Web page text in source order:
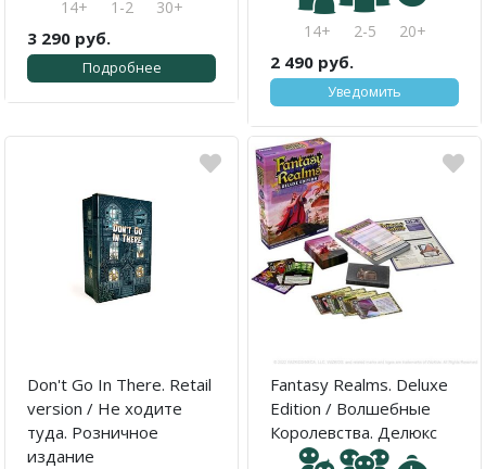
14+ 1-2 30+
3 290 руб.
Подробнее
14+ 2-5 20+
2 490 руб.
Уведомить
Don't Go In There. Retail
version / Не ходите
туда. Розничное
издание
Fantasy Realms. Deluxe
Edition / Волшебные
Королевства. Делюкс